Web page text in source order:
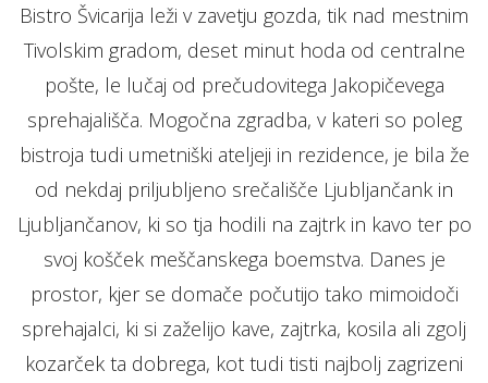
Bistro Švicarija leži v zavetju gozda, tik nad mestnim
Tivolskim gradom, deset minut hoda od centralne
pošte, le lučaj od prečudovitega Jakopičevega
sprehajališča. Mogočna zgradba, v kateri so poleg
bistroja tudi umetniški ateljeji in rezidence, je bila že
od nekdaj priljubljeno srečališče Ljubljančank in
Ljubljančanov, ki so tja hodili na zajtrk in kavo ter po
svoj košček meščanskega boemstva. Danes je
prostor, kjer se domače počutijo tako mimoidoči
sprehajalci, ki si zaželijo kave, zajtrka, kosila ali zgolj
kozarček ta dobrega, kot tudi tisti najbolj zagrizeni